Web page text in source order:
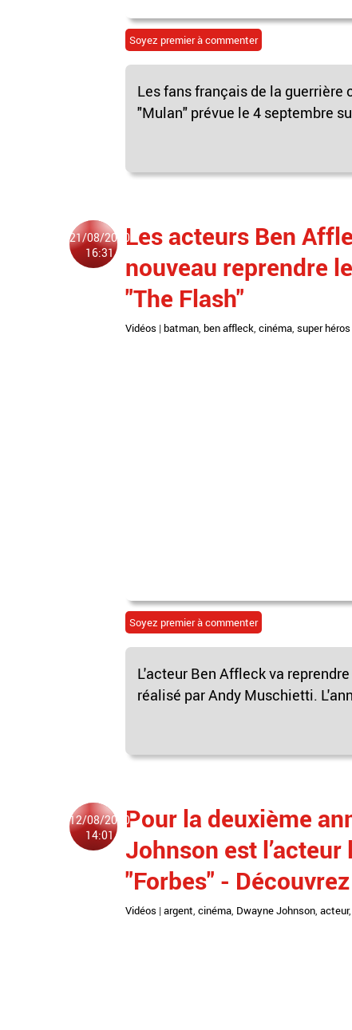
Soyez premier à commenter
Les fans français de la
"Mulan" prévue le 4 septembre
21/08/2020
16:31
Les acteurs Ben
nouveau reprendre
"The Flash"
Vidéos | batman ben affleck cinéma super héros
Soyez premier à commenter
L'acteur Ben Affleck va
réalisé par Andy Muschietti.
12/08/2020
14:01
Pour la deuxième
Johnson est
"Forbes" -
Vidéos | argent, cinéma, Dwayne Johnson, acteur,